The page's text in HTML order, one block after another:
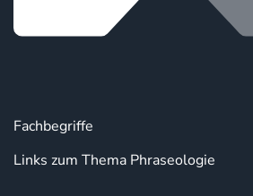
Fachbegriffe
Links zum Thema Phraseologie